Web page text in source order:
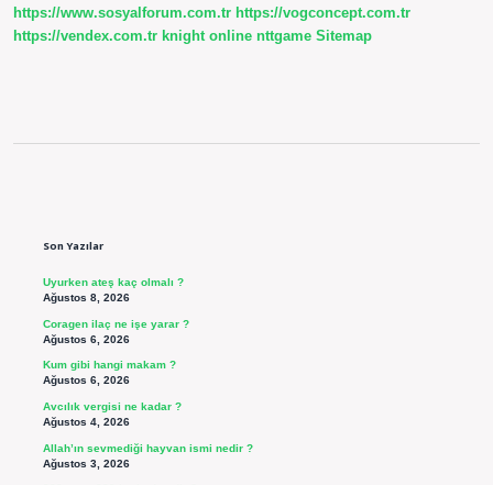
https://www.sosyalforum.com.tr https://vogconcept.com.tr
https://vendex.com.tr knight online nttgame Sitemap
Son Yazılar
Uyurken ateş kaç olmalı ?
Ağustos 8, 2026
Coragen ilaç ne işe yarar ?
Ağustos 6, 2026
Kum gibi hangi makam ?
Ağustos 6, 2026
Avcılık vergisi ne kadar ?
Ağustos 4, 2026
Allah’ın sevmediği hayvan ismi nedir ?
Ağustos 3, 2026